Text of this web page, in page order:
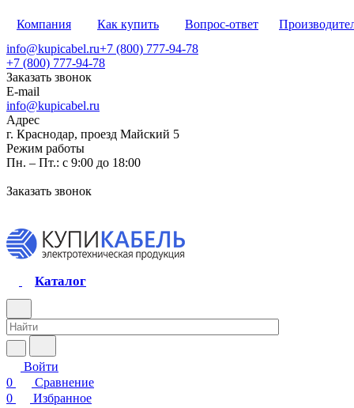
Компания Как купить Вопрос-ответ
info@kupicabel.ru+7 (800) 777-94-78
+7 (800) 777-94-78
Заказать звонок
E-mail
info@kupicabel.ru
Адрес
г. Краснодар, проезд Майский 5
Режим работы
Пн. – Пт.: с 9:00 до 18:00
Заказать звонок
Каталог
Войти
0
Сравнение
0
Избранное